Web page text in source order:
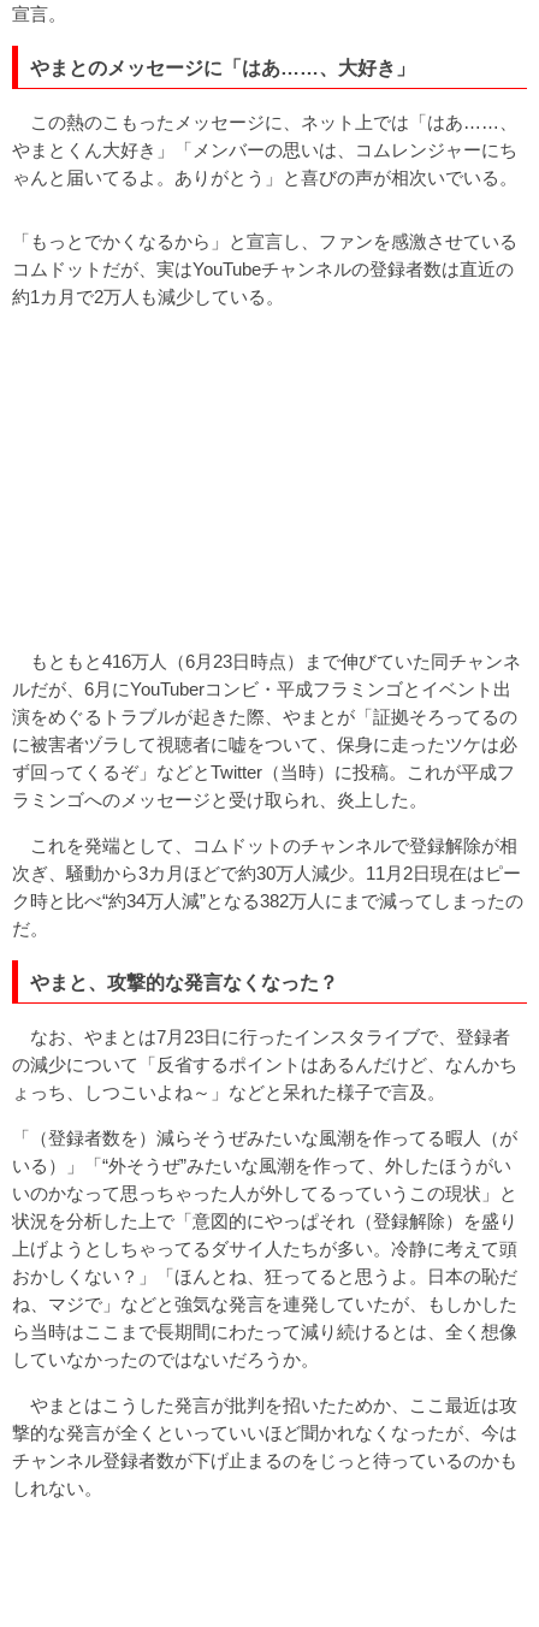
宣言。
やまとのメッセージに「はあ……、大好き」
この熱のこもったメッセージに、ネット上では「はあ……、
やまとくん大好き」「メンバーの思いは、コムレンジャーにち
ゃんと届いてるよ。ありがとう」と喜びの声が相次いでいる。
「もっとでかくなるから」と宣言し、ファンを感激させている
コムドットだが、実はYouTubeチャンネルの登録者数は直近の
約1カ月で2万人も減少している。
もともと416万人（6月23日時点）まで伸びていた同チャンネ
ルだが、6月にYouTuberコンビ・平成フラミンゴとイベント出
演をめぐるトラブルが起きた際、やまとが「証拠そろってるの
に被害者ヅラして視聴者に嘘をついて、保身に走ったツケは必
ず回ってくるぞ」などとTwitter（当時）に投稿。これが平成フ
ラミンゴへのメッセージと受け取られ、炎上した。
これを発端として、コムドットのチャンネルで登録解除が相
次ぎ、騒動から3カ月ほどで約30万人減少。11月2日現在はピー
ク時と比べ“約34万人減”となる382万人にまで減ってしまったの
だ。
やまと、攻撃的な発言なくなった？
なお、やまとは7月23日に行ったインスタライブで、登録者
の減少について「反省するポイントはあるんだけど、なんかち
ょっち、しつこいよね～」などと呆れた様子で言及。
「（登録者数を）減らそうぜみたいな風潮を作ってる暇人（が
いる）」「“外そうぜ”みたいな風潮を作って、外したほうがい
いのかなって思っちゃった人が外してるっていうこの現状」と
状況を分析した上で「意図的にやっぱそれ（登録解除）を盛り
上げようとしちゃってるダサイ人たちが多い。冷静に考えて頭
おかしくない？」「ほんとね、狂ってると思うよ。日本の恥だ
ね、マジで」などと強気な発言を連発していたが、もしかした
ら当時はここまで長期間にわたって減り続けるとは、全く想像
していなかったのではないだろうか。
やまとはこうした発言が批判を招いたためか、ここ最近は攻
撃的な発言が全くといっていいほど聞かれなくなったが、今は
チャンネル登録者数が下げ止まるのをじっと待っているのかも
しれない。